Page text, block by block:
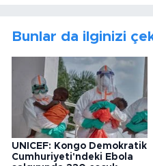
Bunlar da ilginizi
UNICEF: Kongo Demokratik
Cumhuriyeti'ndeki Ebola